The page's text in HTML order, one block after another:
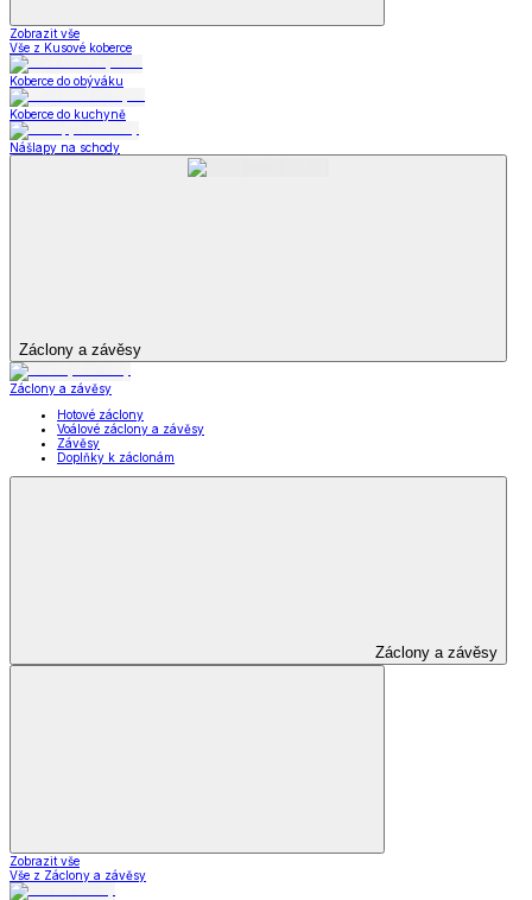
Zobrazit vše
Vše z Kusové koberce
Koberce do obýváku
Koberce do kuchyně
Nášlapy na schody
Záclony a závěsy
Záclony a závěsy
Hotové záclony
Voálové záclony a závěsy
Závěsy
Doplňky k záclonám
Záclony a závěsy
Zobrazit vše
Vše z Záclony a závěsy